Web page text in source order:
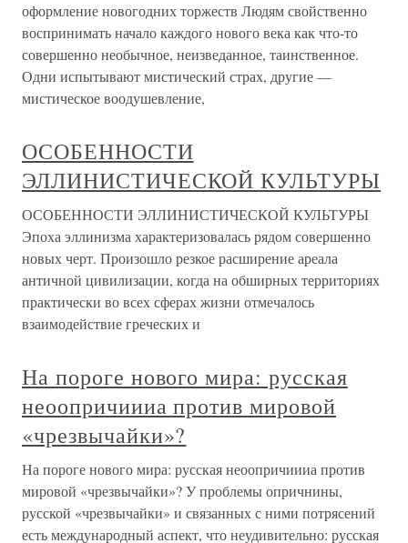
оформление новогодних торжеств Людям свойственно
воспринимать начало каждого нового века как что-то
совершенно необычное, неизведанное, таинственное.
Одни испытывают мистический страх, другие —
мистическое воодушевление,
ОСОБЕННОСТИ
ЭЛЛИНИСТИЧЕСКОЙ КУЛЬТУРЫ
ОСОБЕННОСТИ ЭЛЛИНИСТИЧЕСКОЙ КУЛЬТУРЫ
Эпоха эллинизма характеризовалась рядом совершенно
новых черт. Произошло резкое расширение ареала
античной цивилизации, когда на обширных территориях
практически во всех сферах жизни отмечалось
взаимодействие греческих и
На пороге нового мира: русская
неоопричиииа против мировой
«чрезвычайки»?
На пороге нового мира: русская неоопричиииа против
мировой «чрезвычайки»? У проблемы опричнины,
русской «чрезвычайки» и связанных с ними потрясений
есть международный аспект, что неудивительно: русская